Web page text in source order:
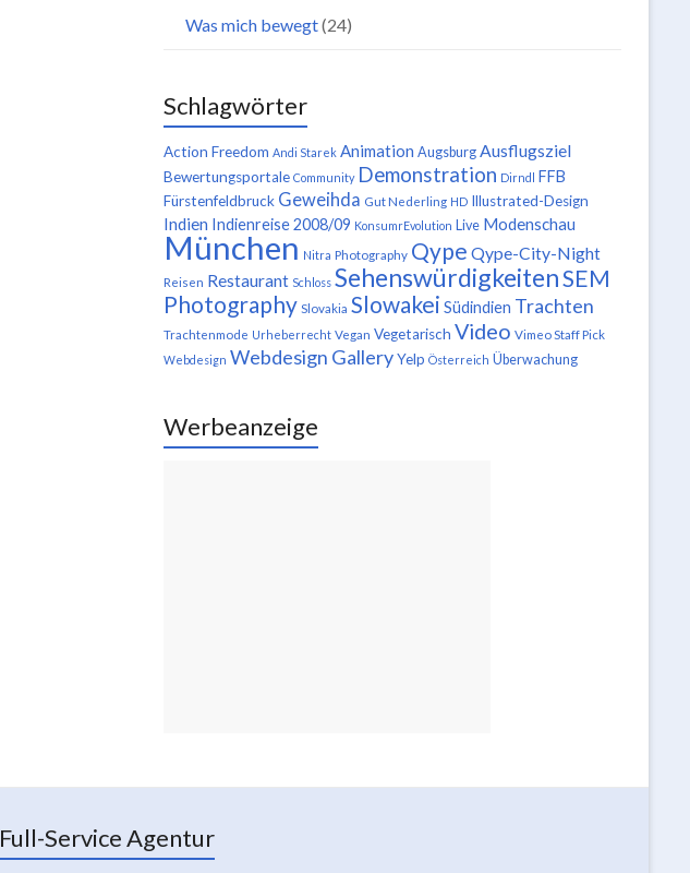
Was mich bewegt(24)
Schlagwörter
Action Freedom Andi Starek Animation Augsburg Ausflugsziel
Bewertungsportale Community Demonstration Dirndl FFB
Fürstenfeldbruck Geweihda Gut Nederling HD Illustrated-Design
Indien Indienreise 2008/09 KonsumrEvolution Live Modenschau
München Nitra Photography Qype Qype-City-Night
Reisen Restaurant Schloss SehenswürdigkeitenSEM
Photography Slovakia Slowakei Südindien Trachten
Trachtenmode Urheberrecht Vegan Vegetarisch Video Vimeo Staff Pick
Webdesign Webdesign GalleryYelp Österreich Überwachung
Werbeanzeige
Full-Service Agentur